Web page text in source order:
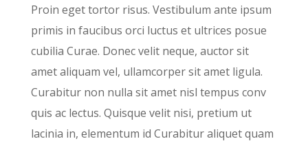
Proin eget tortor risus. Vestibulum ante ipsum
primis in faucibus orci luctus et ultrices posue
cubilia Curae. Donec velit neque, auctor sit
amet aliquam vel, ullamcorper sit amet ligula.
Curabitur non nulla sit amet nisl tempus conv
quis ac lectus. Quisque velit nisi, pretium ut
lacinia in, elementum id Curabitur aliquet quam